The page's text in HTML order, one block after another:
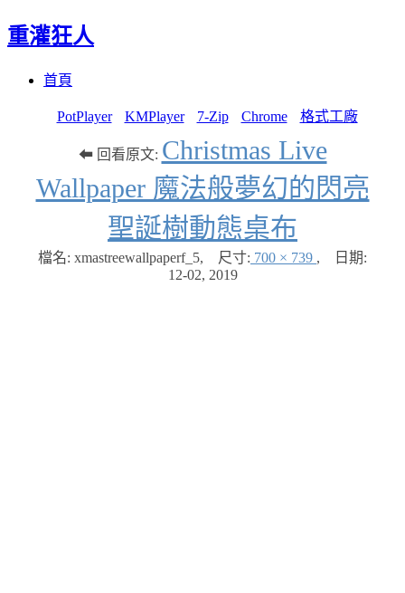
重灌狂人
首頁
PotPlayer KMPlayer 7-Zip Chrome 格式工廠
⬅ 回看原文: Christmas Live
Wallpaper 魔法般夢幻的閃亮
聖誕樹動態桌布
檔名: xmastreewallpaperf_5, 尺寸: 700 × 739 ,
日期:
12-02, 2019